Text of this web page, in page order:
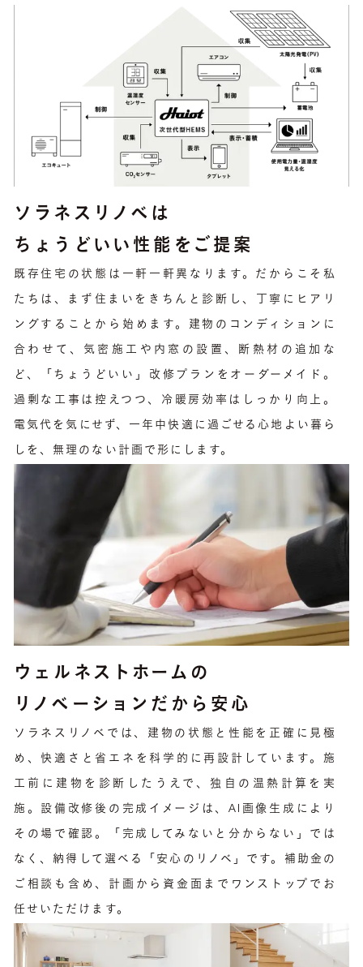
ソラネスリノベは
ちょうどいい性能をご提案
既存住宅の状態は一軒一軒異なります。だからこそ私
たちは、まず住まいをきちんと診断し、丁寧にヒアリ
ングすることから始めます。建物のコンディションに
合わせて、気密施工や内窓の設置、断熱材の追加な
ど、「ちょうどいい」改修プランをオーダーメイド。
過剰な工事は控えつつ、冷暖房効率はしっかり向上。
電気代を気にせず、一年中快適に過ごせる心地よい暮ら
しを、無理のない計画で形にします。
ウェルネストホームの
リノベーションだから安心
ソラネスリノベでは、建物の状態と性能を正確に見極
め、快適さと省エネを科学的に再設計しています。施
工前に建物を診断したうえで、独自の温熱計算を実
施。設備改修後の完成イメージは、AI画像生成により
その場で確認。「完成してみないと分からない」では
なく、納得して選べる「安心のリノベ」です。補助金の
ご相談も含め、計画から資金面までワンストップでお
任せいただけます。